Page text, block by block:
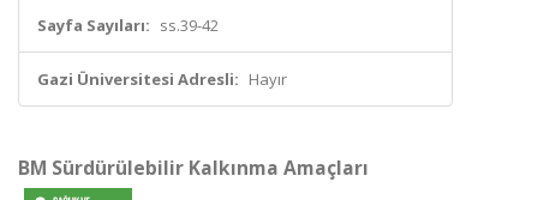
Sayfa Sayıları: ss.39-42
Gazi Üniversitesi Adresli: Hayır
BM Sürdürülebilir Kalkınma Amaçları